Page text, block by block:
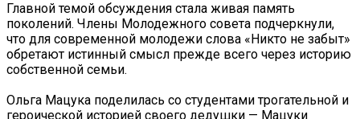
Главной темой обсуждения стала живая память
поколений. Члены Молодежного совета подчеркнули,
что для современной молодежи слова «Никто не забыт»
обретают истинный смысл прежде всего через историю
собственной семьи.
Ольга Мацука поделилась со студентами трогательной и
героической историей своего дедушки — Мацуки